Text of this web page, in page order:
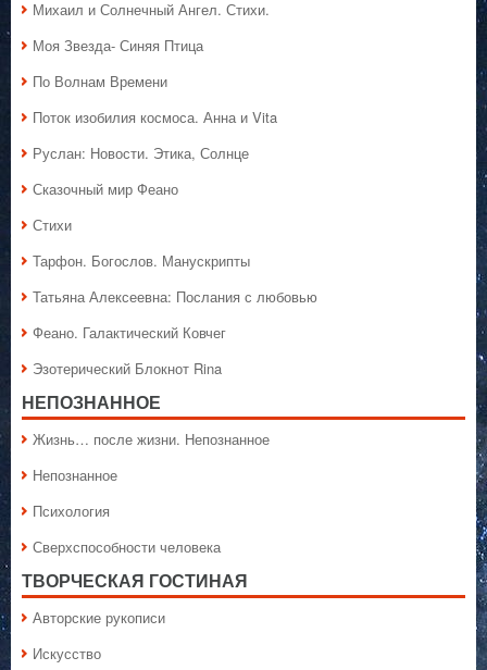
Михаил и Солнечный Ангел. Стихи.
Моя Звезда- Синяя Птица
По Волнам Времени
Поток изобилия космоса. Анна и Vita
Руслан: Новости. Этика, Солнце
Сказочный мир Феано
Стихи
Тарфон. Богослов. Манускрипты
Татьяна Алексеевна: Послания с любовью
Феано. Галактический Ковчег
Эзотерический Блокнот Rina
НЕПОЗНАННОЕ
Жизнь… после жизни. Непознанное
Непознанное
Психология
Сверхспособности человека
ТВОРЧЕСКАЯ ГОСТИНАЯ
Авторские рукописи
Искусство